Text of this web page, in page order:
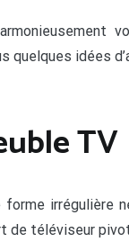
idées
TV
irrégulière
de téléviseur